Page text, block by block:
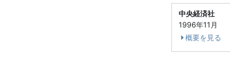
中央経済社
1996年11月
概要を見る